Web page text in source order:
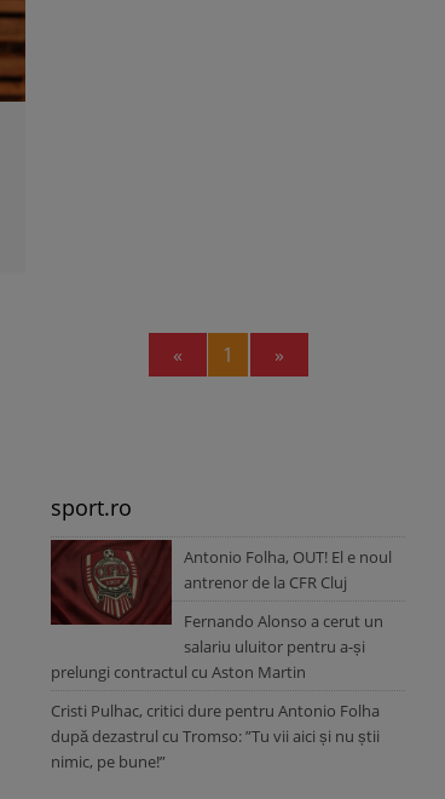
« Previous
1 »
sport.ro
Antonio Folha, OUT! El e noul
antrenor de la CFR Cluj
Fernando Alonso a cerut un
salariu uluitor pentru a-și
prelungi contractul cu Aston Martin
Cristi Pulhac, critici dure pentru Antonio Folha
după dezastrul cu Tromso: ”Tu vii aici și nu știi
nimic, pe bune!”